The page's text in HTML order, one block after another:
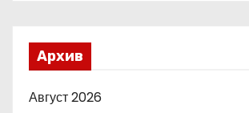
Архив
Август 2026